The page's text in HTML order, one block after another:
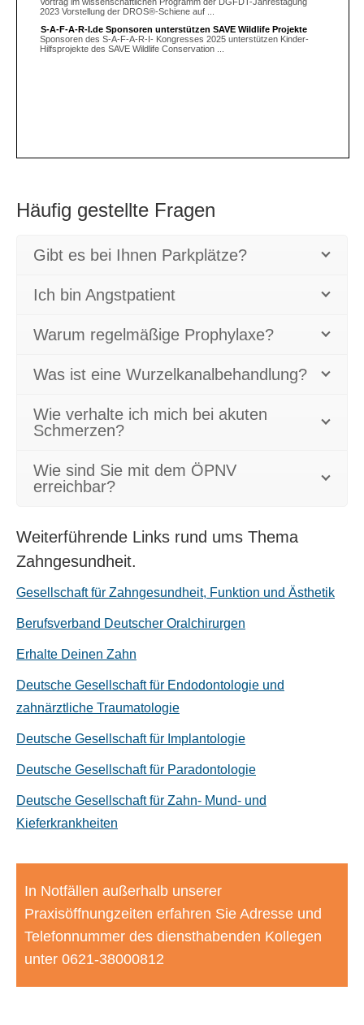
Häufig gestellte Fragen
Gibt es bei Ihnen Parkplätze?
Ich bin Angstpatient
Warum regelmäßige Prophylaxe?
Was ist eine Wurzelkanalbehandlung?
Wie verhalte ich mich bei akuten
Schmerzen?
Wie sind Sie mit dem ÖPNV
erreichbar?
Weiterführende Links rund ums Thema
Zahngesundheit.
Gesellschaft für Zahngesundheit, Funktion und Ästhetik
Berufsverband Deutscher Oralchirurgen
Erhalte Deinen Zahn
Deutsche Gesellschaft für Endodontologie und
zahnärztliche Traumatologie
Deutsche Gesellschaft für Implantologie
Deutsche Gesellschaft für Paradontologie
Deutsche Gesellschaft für Zahn- Mund- und
Kieferkrankheiten
In Notfällen außerhalb unserer
Praxisöffnungzeiten erfahren Sie Adresse und
Telefonnummer des diensthabenden Kollegen
unter 0621-38000812